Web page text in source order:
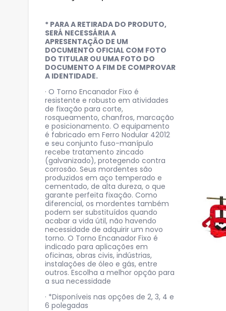
* PARA A RETIRADA DO PRODUTO,
SERÁ NECESSÁRIA A
APRESENTAÇÃO DE UM
DOCUMENTO OFICIAL COM FOTO
DO TITULAR OU UMA FOTO DO
DOCUMENTO A FIM DE COMPROVAR
A IDENTIDADE.
· O Torno Encanador Fixo é
resistente e robusto em atividades
de fixação para corte,
rosqueamento, chanfros, marcação
e posicionamento. O equipamento
é fabricado em Ferro Nodular 42012
e seu conjunto fuso-manípulo
recebe tratamento zincado
(galvanizado), protegendo contra
corrosão. Seus mordentes são
produzidos em aço temperado e
cementado, de alta dureza, o que
garante perfeita fixação. Como
diferencial, os mordentes também
podem ser substituídos quando
acabar a vida útil, não havendo
necessidade de adquirir um novo
torno. O Torno Encanador Fixo é
indicado para aplicações em
oficinas, obras civis, indústrias,
instalações de óleo e gás, entre
outros. Escolha a melhor opção para
a sua necessidade
· *Disponíveis nas opções de 2, 3, 4 e
6 polegadas